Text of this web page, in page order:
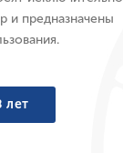
и предназначены
лет
Забыли пароль?